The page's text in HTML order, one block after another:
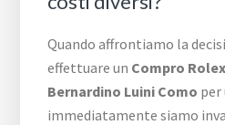
Quando affrontiamo la
effettuare un Compro
Bernardino Luini Como per
immediatamente siamo